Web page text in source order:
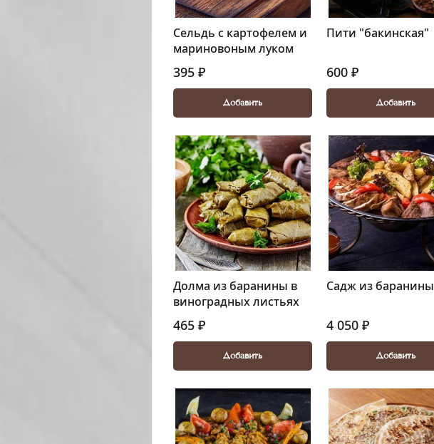
Сельдь с картофелем и
мариновоным луком
395 ₽
Добавить
Пити "бакинская"
600 ₽
Добавить
Долма из баранины в
виноградных листьях
465 ₽
Добавить
Садж из баранины
4 050 ₽
Добавить